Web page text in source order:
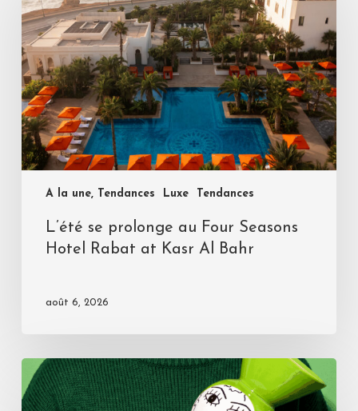
A la une, Tendances Luxe Tendances
L’été se prolonge au Four Seasons
Hotel Rabat at Kasr Al Bahr
août 6, 2026